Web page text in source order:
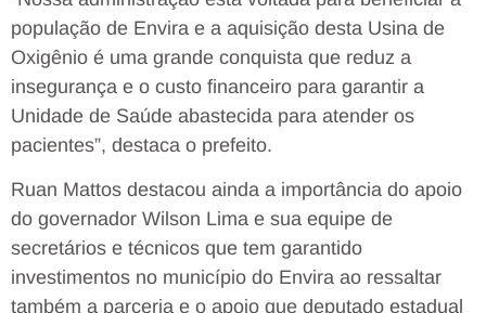
população de Envira e a aquisição desta Usina de
Oxigênio é uma grande conquista que reduz a
insegurança e o custo financeiro para garantir a
Unidade de Saúde abastecida para atender os
pacientes”, destaca o prefeito.
Ruan Mattos destacou ainda a importância do apoio
do governador Wilson Lima e sua equipe de
secretários e técnicos que tem garantido
investimentos no município do Envira ao ressaltar
também a parceria e o apoio que deputado estadual